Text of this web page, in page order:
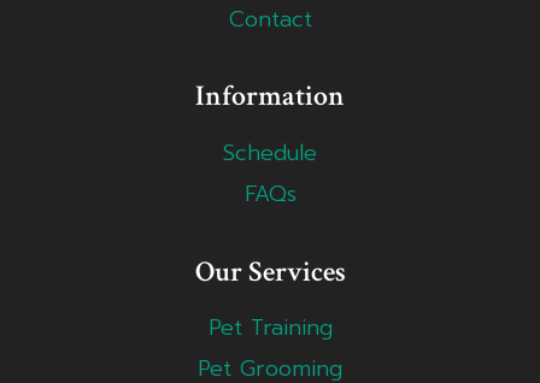
Contact
Information
Schedule
FAQs
Our Services
Pet Training
Pet Grooming